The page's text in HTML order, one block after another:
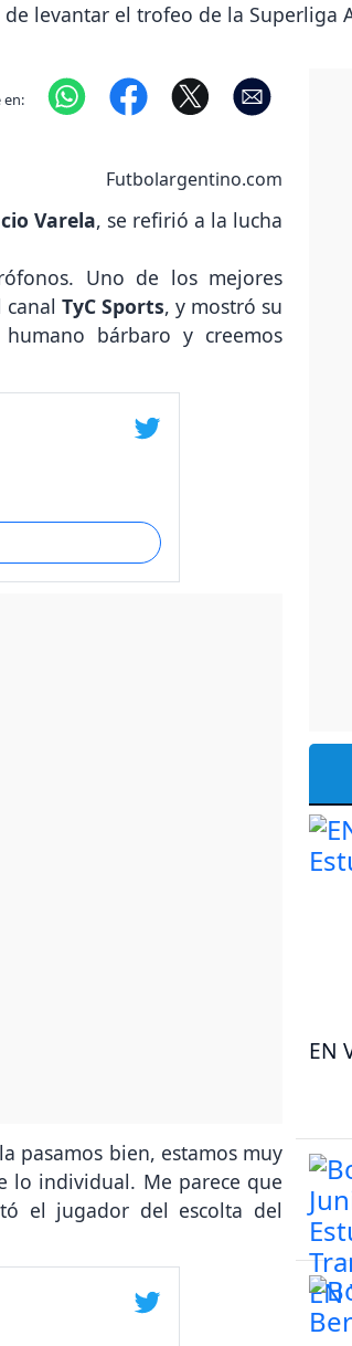
levantar el trofeo de la Superliga
en:
Futbolargentino.com
Varela, se refirió a la lucha
Uno de los mejores
canal TyC Sports, y mostró su
bárbaro y creemos
pasamos bien, estamos muy
lo individual. Me parece que
el jugador del escolta del
EN